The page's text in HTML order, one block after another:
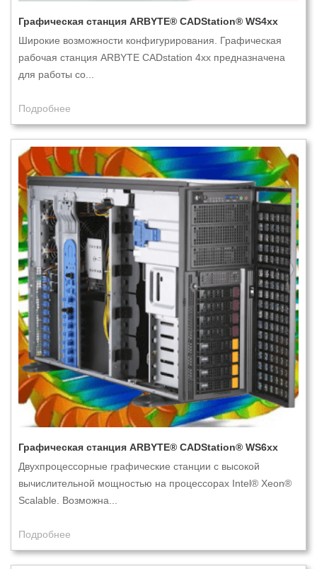
Графическая станция ARBYTE® CADStation® WS4xx
Широкие возможности конфигурирования. Графическая
рабочая станция ARBYTE CADstation 4xx предназначена
для работы со...
Подробнее
Графическая станция ARBYTE® CADStation® WS6xx
Двухпроцессорные графические станции с высокой
вычислительной мощностью на процессорах Intel® Xeon®
Scalable. Возможна...
Подробнее